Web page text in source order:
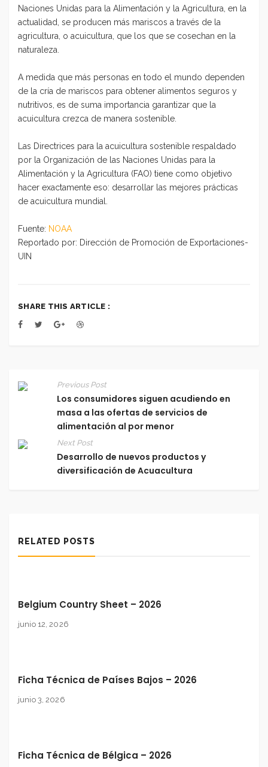
Naciones Unidas para la Alimentación y la Agricultura, en la
actualidad, se producen más mariscos a través de la
agricultura, o acuicultura, que los que se cosechan en la
naturaleza.
A medida que más personas en todo el mundo dependen
de la cría de mariscos para obtener alimentos seguros y
nutritivos, es de suma importancia garantizar que la
acuicultura crezca de manera sostenible.
Las Directrices para la acuicultura sostenible respaldado
por la Organización de las Naciones Unidas para la
Alimentación y la Agricultura (FAO) tiene como objetivo
hacer exactamente eso: desarrollar las mejores prácticas
de acuicultura mundial.
Fuente: NOAA
Reportado por: Dirección de Promoción de Exportaciones-
UIN
SHARE THIS ARTICLE :
Previous Post
Los consumidores siguen acudiendo en
masa a las ofertas de servicios de
alimentación al por menor
Next Post
Desarrollo de nuevos productos y
diversificación de Acuacultura
RELATED POSTS
Belgium Country Sheet – 2026
junio 12, 2026
Ficha Técnica de Países Bajos – 2026
junio 3, 2026
Ficha Técnica de Bélgica – 2026